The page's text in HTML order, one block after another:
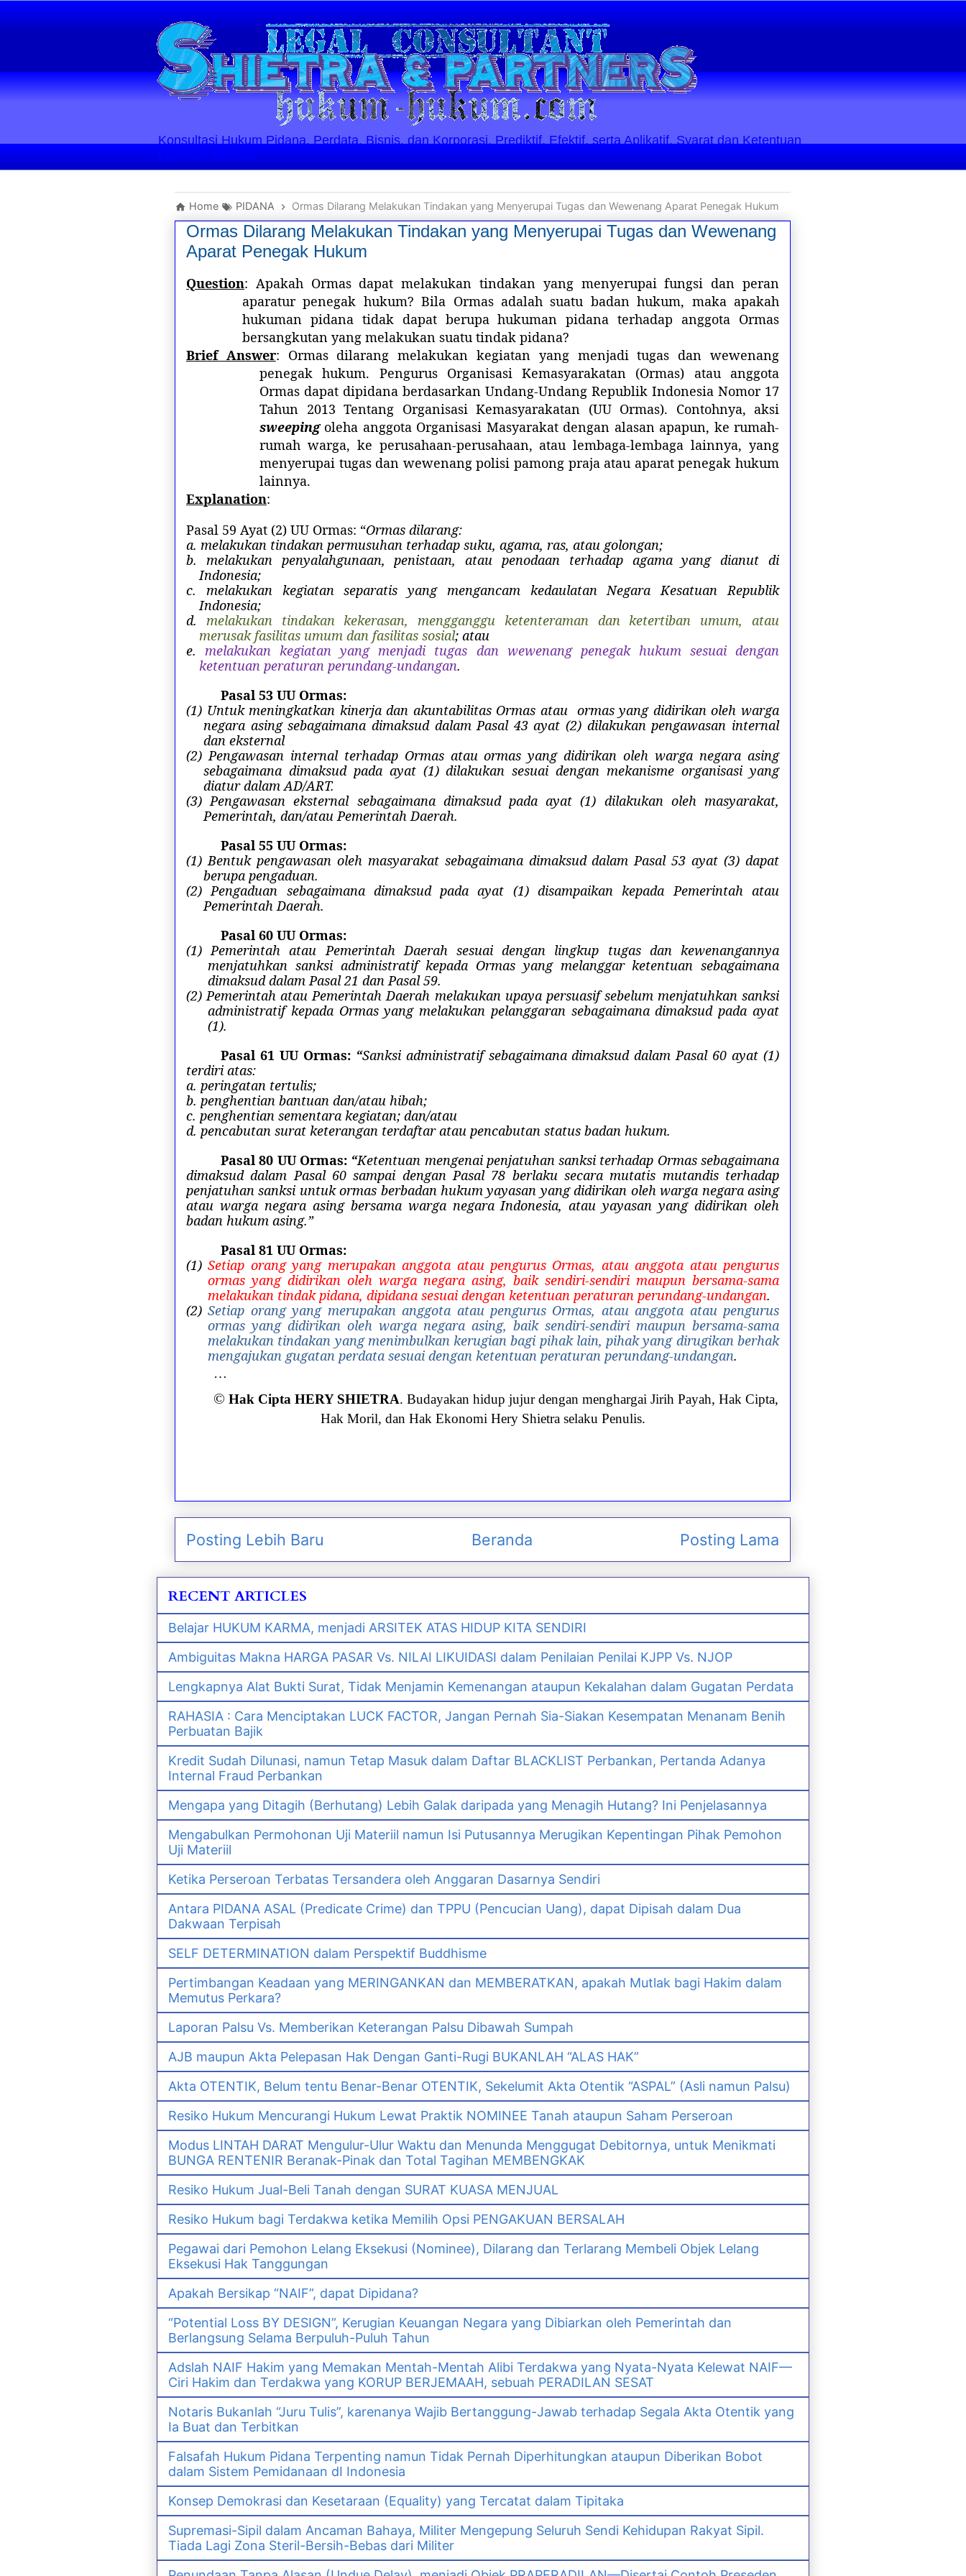
Konsultasi Hukum Pidana, Perdata, Bisnis, dan Korporasi. Prediktif, Efektif, serta Aplikatif. Syarat dan Ketentuan
Layanan Berlaku
Home PIDANA Ormas Dilarang Melakukan Tindakan yang Menyerupai Tugas dan Wewenang Aparat Penegak Hukum
Ormas Dilarang Melakukan Tindakan yang Menyerupai Tugas dan Wewenang
Aparat Penegak Hukum
Question: Apakah Ormas dapat melakukan tindakan yang menyerupai fungsi dan peran
aparatur penegak hukum? Bila Ormas adalah suatu badan hukum, maka apakah
hukuman pidana tidak dapat berupa hukuman pidana terhadap anggota Ormas
bersangkutan yang melakukan suatu tindak pidana?
Brief Answer: Ormas dilarang melakukan kegiatan yang menjadi tugas dan wewenang
penegak hukum. Pengurus Organisasi Kemasyarakatan (Ormas) atau anggota
Ormas dapat dipidana berdasarkan Undang-Undang Republik Indonesia Nomor 17
Tahun 2013 Tentang Organisasi Kemasyarakatan (UU Ormas). Contohnya, aksi
sweepingoleha anggota Organisasi Masyarakat dengan alasan apapun, ke rumah-
rumah warga, ke perusahaan-perusahaan, atau lembaga-lembaga lainnya, yang
menyerupai tugas dan wewenang polisi pamong praja atau aparat penegak hukum
lainnya.
Explanation:
Pasal 59 Ayat (2) UU Ormas: “Ormas dilarang:
a. melakukan tindakan permusuhan terhadap suku, agama, ras, atau golongan;
b. melakukan penyalahgunaan, penistaan, atau penodaan terhadap agama yang dianut di
Indonesia;
c. melakukan kegiatan separatis yang mengancam kedaulatan Negara Kesatuan Republik
Indonesia;
d. melakukan tindakan kekerasan, mengganggu ketenteraman dan ketertiban umum, atau
merusak fasilitas umum dan fasilitas sosial; atau
e. melakukan kegiatan yang menjadi tugas dan wewenang penegak hukum sesuai dengan
ketentuan peraturan perundang-undangan.
Pasal 53 UU Ormas:
(1) Untuk meningkatkan kinerja dan akuntabilitas Ormas atau ormas yang didirikan oleh warga
negara asing sebagaimana dimaksud dalam Pasal 43 ayat (2) dilakukan pengawasan internal
dan eksternal
(2) Pengawasan internal terhadap Ormas atau ormas yang didirikan oleh warga negara asing
sebagaimana dimaksud pada ayat (1) dilakukan sesuai dengan mekanisme organisasi yang
diatur dalam AD/ART.
(3) Pengawasan eksternal sebagaimana dimaksud pada ayat (1) dilakukan oleh masyarakat,
Pemerintah, dan/atau Pemerintah Daerah.
Pasal 55 UU Ormas:
(1) Bentuk pengawasan oleh masyarakat sebagaimana dimaksud dalam Pasal 53 ayat (3) dapat
berupa pengaduan.
(2) Pengaduan sebagaimana dimaksud pada ayat (1) disampaikan kepada Pemerintah atau
Pemerintah Daerah.
Pasal 60 UU Ormas:
(1) Pemerintah atau Pemerintah Daerah sesuai dengan lingkup tugas dan kewenangannya
menjatuhkan sanksi administratif kepada Ormas yang melanggar ketentuan sebagaimana
dimaksud dalam Pasal 21 dan Pasal 59.
(2) Pemerintah atau Pemerintah Daerah melakukan upaya persuasif sebelum menjatuhkan sanksi
administratif kepada Ormas yang melakukan pelanggaran sebagaimana dimaksud pada ayat
(1).
Pasal 61 UU Ormas: “Sanksi administratif sebagaimana dimaksud dalam Pasal 60 ayat (1)
terdiri atas:
a. peringatan tertulis;
b. penghentian bantuan dan/atau hibah;
c. penghentian sementara kegiatan; dan/atau
d. pencabutan surat keterangan terdaftar atau pencabutan status badan hukum.
Pasal 80 UU Ormas: “Ketentuan mengenai penjatuhan sanksi terhadap Ormas sebagaimana
dimaksud dalam Pasal 60 sampai dengan Pasal 78 berlaku secara mutatis mutandis terhadap
penjatuhan sanksi untuk ormas berbadan hukum yayasan yang didirikan oleh warga negara asing
atau warga negara asing bersama warga negara Indonesia, atau yayasan yang didirikan oleh
badan hukum asing.”
Pasal 81 UU Ormas:
(1)Setiap orang yang merupakan anggota atau pengurus Ormas, atau anggota atau pengurus
ormas yang didirikan oleh warga negara asing, baik sendiri-sendiri maupun bersama-sama
melakukan tindak pidana, dipidana sesuai dengan ketentuan peraturan perundang-undangan.
(2)Setiap orang yang merupakan anggota atau pengurus Ormas, atau anggota atau pengurus
ormas yang didirikan oleh warga negara asing, baik sendiri-sendiri maupun bersama-sama
melakukan tindakan yang menimbulkan kerugian bagi pihak lain, pihak yang dirugikan berhak
mengajukan gugatan perdata sesuai dengan ketentuan peraturan perundang-undangan.
…
©Hak Cipta HERY SHIETRA. Budayakan hidup jujur dengan menghargai Jirih Payah, Hak Cipta,
Hak Moril, dan Hak Ekonomi Hery Shietra selaku Penulis.
Posting Lebih Baru Posting Lama
Beranda
RECENT ARTICLES
Belajar HUKUM KARMA, menjadi ARSITEK ATAS HIDUP KITA SENDIRI
Ambiguitas Makna HARGA PASAR Vs. NILAI LIKUIDASI dalam Penilaian Penilai KJPP Vs. NJOP
Lengkapnya Alat Bukti Surat, Tidak Menjamin Kemenangan ataupun Kekalahan dalam Gugatan Perdata
RAHASIA : Cara Menciptakan LUCK FACTOR, Jangan Pernah Sia-Siakan Kesempatan Menanam Benih
Perbuatan Bajik
Kredit Sudah Dilunasi, namun Tetap Masuk dalam Daftar BLACKLIST Perbankan, Pertanda Adanya
Internal Fraud Perbankan
Mengapa yang Ditagih (Berhutang) Lebih Galak daripada yang Menagih Hutang? Ini Penjelasannya
Mengabulkan Permohonan Uji Materiil namun Isi Putusannya Merugikan Kepentingan Pihak Pemohon
Uji Materiil
Ketika Perseroan Terbatas Tersandera oleh Anggaran Dasarnya Sendiri
Antara PIDANA ASAL (Predicate Crime) dan TPPU (Pencucian Uang), dapat Dipisah dalam Dua
Dakwaan Terpisah
SELF DETERMINATION dalam Perspektif Buddhisme
Pertimbangan Keadaan yang MERINGANKAN dan MEMBERATKAN, apakah Mutlak bagi Hakim dalam
Memutus Perkara?
Laporan Palsu Vs. Memberikan Keterangan Palsu Dibawah Sumpah
AJB maupun Akta Pelepasan Hak Dengan Ganti-Rugi BUKANLAH “ALAS HAK”
Akta OTENTIK, Belum tentu Benar-Benar OTENTIK, Sekelumit Akta Otentik “ASPAL” (Asli namun Palsu)
Resiko Hukum Mencurangi Hukum Lewat Praktik NOMINEE Tanah ataupun Saham Perseroan
Modus LINTAH DARAT Mengulur-Ulur Waktu dan Menunda Menggugat Debitornya, untuk Menikmati
BUNGA RENTENIR Beranak-Pinak dan Total Tagihan MEMBENGKAK
Resiko Hukum Jual-Beli Tanah dengan SURAT KUASA MENJUAL
Resiko Hukum bagi Terdakwa ketika Memilih Opsi PENGAKUAN BERSALAH
Pegawai dari Pemohon Lelang Eksekusi (Nominee), Dilarang dan Terlarang Membeli Objek Lelang
Eksekusi Hak Tanggungan
Apakah Bersikap “NAIF”, dapat Dipidana?
“Potential Loss BY DESIGN”, Kerugian Keuangan Negara yang Dibiarkan oleh Pemerintah dan
Berlangsung Selama Berpuluh-Puluh Tahun
Adslah NAIF Hakim yang Memakan Mentah-Mentah Alibi Terdakwa yang Nyata-Nyata Kelewat NAIF—
Ciri Hakim dan Terdakwa yang KORUP BERJEMAAH, sebuah PERADILAN SESAT
Notaris Bukanlah “Juru Tulis”, karenanya Wajib Bertanggung-Jawab terhadap Segala Akta Otentik yang
Ia Buat dan Terbitkan
Falsafah Hukum Pidana Terpenting namun Tidak Pernah Diperhitungkan ataupun Diberikan Bobot
dalam Sistem Pemidanaan dI Indonesia
Konsep Demokrasi dan Kesetaraan (Equality) yang Tercatat dalam Tipitaka
Supremasi-Sipil dalam Ancaman Bahaya, Militer Mengepung Seluruh Sendi Kehidupan Rakyat Sipil.
Tiada Lagi Zona Steril-Bersih-Bebas dari Militer